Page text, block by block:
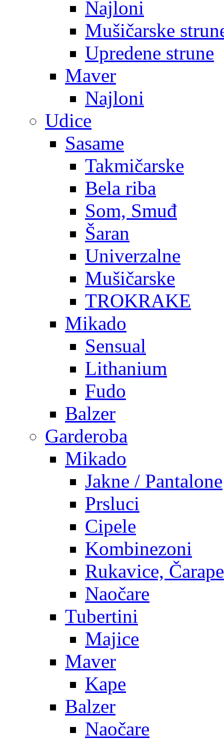
Najloni
Mušičarske
Upredene strune
Maver
Najloni
Udice
Sasame
Takmičarske
Bela riba
Som, Smuđ
Šaran
Univerzalne
Mušičarske
TROKRAKE
Mikado
Sensual
Lithanium
Fudo
Balzer
Garderoba
Mikado
Jakne / Pantalone
Prsluci
Cipele
Kombinezoni
Rukavice, Čarape
Naočare
Tubertini
Majice
Maver
Kape
Balzer
Naočare